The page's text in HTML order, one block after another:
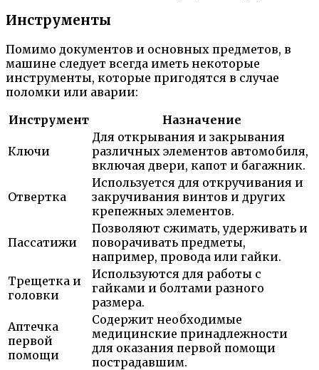
Инструменты
Помимо документов и основных предметов, в
машине следует всегда иметь некоторые
инструменты, которые пригодятся в случае
поломки или аварии:
Инструмент
Назначение
Ключи
Для открывания и закрывания
различных элементов автомобиля,
включая двери, капот и багажник.
Отвертка
Используется для откручивания и
закручивания винтов и других
крепежных элементов.
Пассатижи
Позволяют сжимать, удерживать и
поворачивать предметы,
например, провода или гайки.
Трещетка и
головки
Используются для работы с
гайками и болтами разного
размера.
Аптечка
первой
помощи
Содержит необходимые
медицинские принадлежности
для оказания первой помощи
пострадавшим.